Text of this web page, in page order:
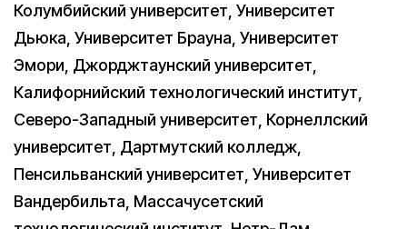
Колумбийский университет, Университет
Дьюка, Университет Брауна, Университет
Эмори, Джорджтаунский университет,
Калифорнийский технологический институт,
Северо-Западный университет, Корнеллский
университет, Дартмутский колледж,
Пенсильванский университет, Университет
Вандербильта, Массачусетский